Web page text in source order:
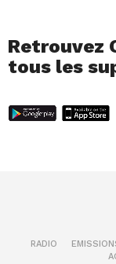
Retrouvez
tous les
RADIO